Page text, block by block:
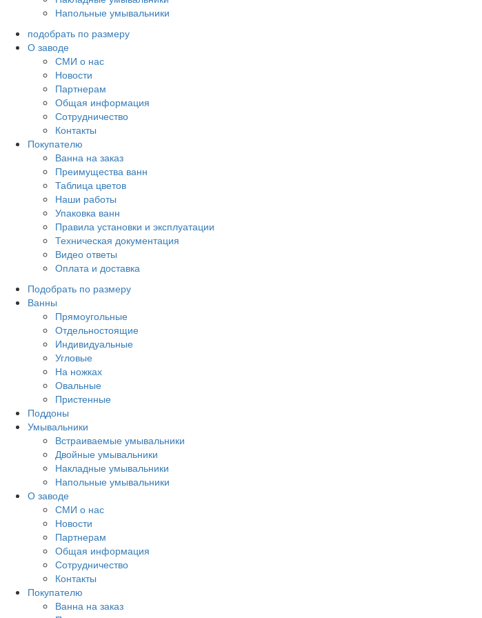
Напольные умывальники
подобрать по размеру
О заводе
СМИ о нас
Новости
Партнерам
Общая информация
Сотрудничество
Контакты
Покупателю
Ванна на заказ
Преимущества ванн
Таблица цветов
Наши работы
Упаковка ванн
Правила установки и эксплуатации
Техническая документация
Видео ответы
Оплата и доставка
Подобрать по размеру
Ванны
Прямоугольные
Отдельностоящие
Индивидуальные
Угловые
На ножках
Овальные
Пристенные
Поддоны
Умывальники
Встраиваемые умывальники
Двойные умывальники
Накладные умывальники
Напольные умывальники
О заводе
СМИ о нас
Новости
Партнерам
Общая информация
Сотрудничество
Контакты
Покупателю
Ванна на заказ